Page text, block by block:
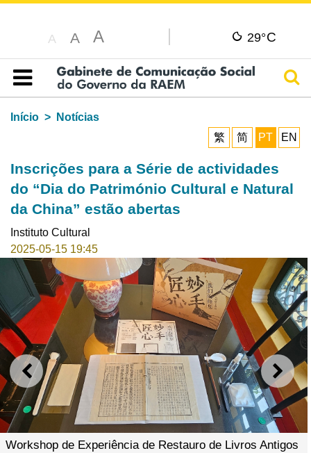
A A A 29°C
Índice
Início
Notícias
繁
简 PT EN
Inscrições para a Série de actividades
do “Dia do Património Cultural e Natural
da China” estão abertas
Instituto Cultural
2025-05-15 19:45
ANTERIOR
Workshop de Experiência de Restauro de Livros Antigos